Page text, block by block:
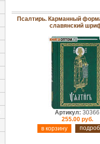
Псалтирь. Карманный
славянский
Артикул: 30366
255.00 руб.